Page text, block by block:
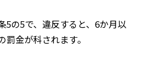
5の5で、違反すると、6か月以
金が科されます。